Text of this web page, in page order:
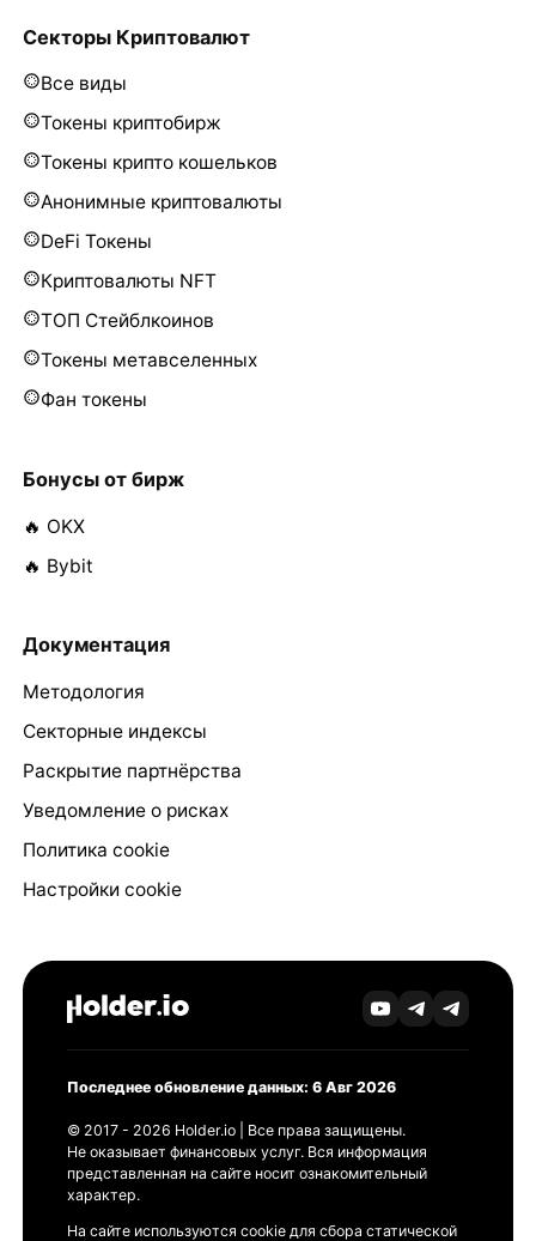
Секторы Криптовалют
Все виды
Токены криптобирж
Токены крипто кошельков
Анонимные криптовалюты
DeFi Токены
Криптовалюты NFT
ТОП Стейблкоинов
Токены метавселенных
Фан токены
Бонусы от бирж
🔥 OKX
🔥 Bybit
Документация
Методология
Секторные индексы
Раскрытие партнёрства
Уведомление о рисках
Политика cookie
Настройки cookie
Последнее обновление данных: 6 Авг 2026
© 2017 - 2026 Holder.io | Все права защищены.
Не оказывает финансовых услуг. Вся информация
представленная на сайте носит ознакомительный
характер.
На сайте используются cookie для сбора статической